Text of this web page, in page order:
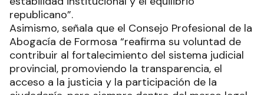
republicano”.
Asimismo, señala que el Consejo Profesional de la
Abogacía de Formosa “reafirma su voluntad de
contribuir al fortalecimiento del sistema judicial
provincial, promoviendo la transparencia, el
acceso a la justicia y la participación de la